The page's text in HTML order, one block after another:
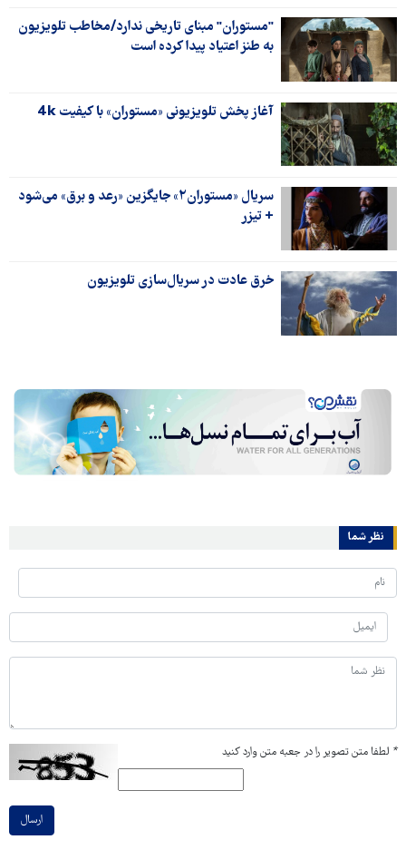
"مستوران" مبنای تاریخی ندارد/مخاطب تلویزیون
به طنز اعتیاد پیدا کرده است
آغاز پخش تلویزیونی «مستوران» با کیفیت 4k
سریال «مستوران۲» جایگزین «رعد و برق» می‌شود
+ تیزر
خرق عادت در سریال‌سازی تلویزیون
نظر شما
* لطفا متن تصویر را در جعبه متن وارد کنید
ارسال